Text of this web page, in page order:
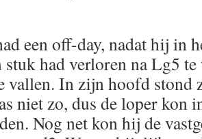
een off-day, nadat hij in
stuk had verloren na Lg5
vallen. In zijn hoofd stond
niet zo, dus de loper kon
Nog net kon hij de